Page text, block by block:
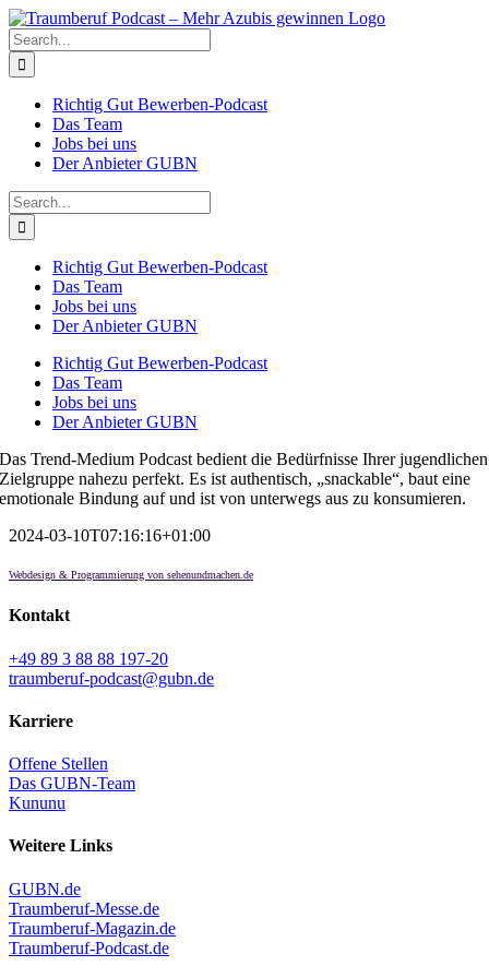
Skip
to
content
Search
for:
Richtig Gut Bewerben-Podcast
Das Team
Jobs bei uns
Der Anbieter GUBN
Search
for:
Richtig Gut Bewerben-Podcast
Das Team
Jobs bei uns
Der Anbieter GUBN
Richtig Gut Bewerben-Podcast
Das Team
Jobs bei uns
Der Anbieter GUBN
Das Trend-Medium Podcast bedient die Bedürfnisse Ihrer jugendlichen
Zielgruppe nahezu perfekt. Es ist authentisch, „snackable“, baut eine
emotionale Bindung auf und ist von unterwegs aus zu konsumieren.
2024-03-10T07:16:16+01:00
Webdesign & Programmierung von sehenundmachen.de
Kontakt
+49 89 3 88 88 197-20
traumberuf-podcast@gubn.de
Karriere
Offene Stellen
Das GUBN-Team
Kununu
Weitere Links
GUBN.de
Traumberuf-Messe.de
Traumberuf-Magazin.de
Traumberuf-Podcast.de